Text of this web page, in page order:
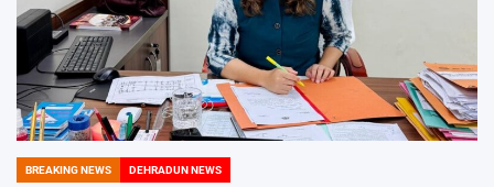
POSTED
BREAKING NEWS DEHRADUN NEWS